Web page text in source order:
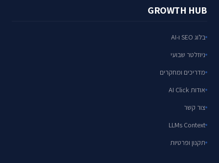
GROWTH HUB
בלוג SEO ו-AI
ניוזלטר שבועי
מדריכים ומחקרים
אודות AI Click
צור קשר
LLMs Context
תקנון ופרטיות